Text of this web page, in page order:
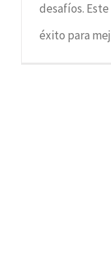
desafíos.
éxito para